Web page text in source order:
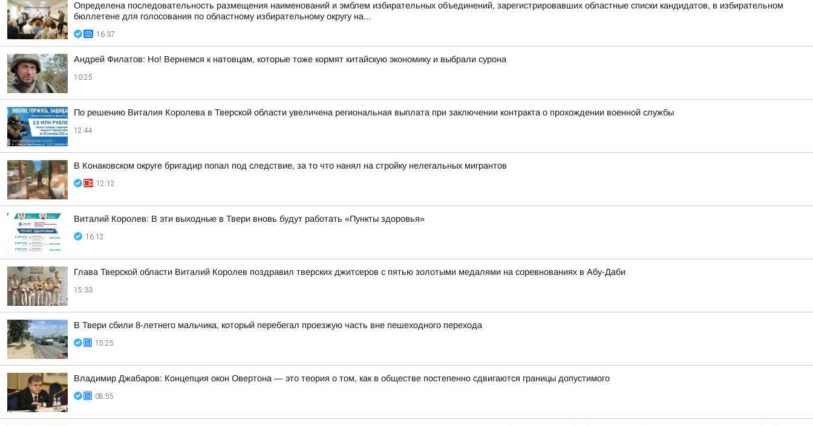
Определена последовательность размещения наименований и эмблем избирательных объединений, зарегистрировавших областные списки кандидатов, в избирательном
бюллетене для голосования по областному избирательному округу на...
16:37
Андрей Филатов: Но! Вернемся к натовцам, которые тоже кормят китайскую экономику и выбрали сурона
10:25
По решению Виталия Королева в Тверской области увеличена региональная выплата при заключении контракта о прохождении военной службы
12:44
В Конаковском округе бригадир попал под следствие, за то что нанял на стройку нелегальных мигрантов
12:12
Виталий Королев: В эти выходные в Твери вновь будут работать «Пункты здоровья»
16:12
Глава Тверской области Виталий Королев поздравил тверских джитсеров с пятью золотыми медалями на соревнованиях в Абу-Даби
15:33
В Твери сбили 8-летнего мальчика, который перебегал проезжую часть вне пешеходного перехода
15:25
Владимир Джабаров: Концепция окон Овертона — это теория о том, как в обществе постепенно сдвигаются границы допустимого
08:55